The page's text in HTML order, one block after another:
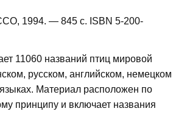
1994. — 845 с. ISBN 5-200-
11060 названий птиц мировой
русском, английском, немецком
Материал расположен по
принципу и включает названия